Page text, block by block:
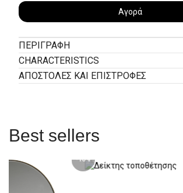
Αγορά
ΠΕΡΙΓΡΑΦΉ
CHARACTERISTICS
ΑΠΟΣΤΟΛΕΣ ΚΑΙ ΕΠΙΣΤΡΟΦΕΣ
Best sellers
-10%